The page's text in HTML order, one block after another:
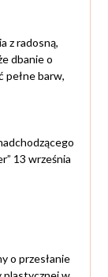
z radosną,
dbanie o
pełne barw,
13 września
o przesłanie